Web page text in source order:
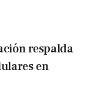
respalda
en